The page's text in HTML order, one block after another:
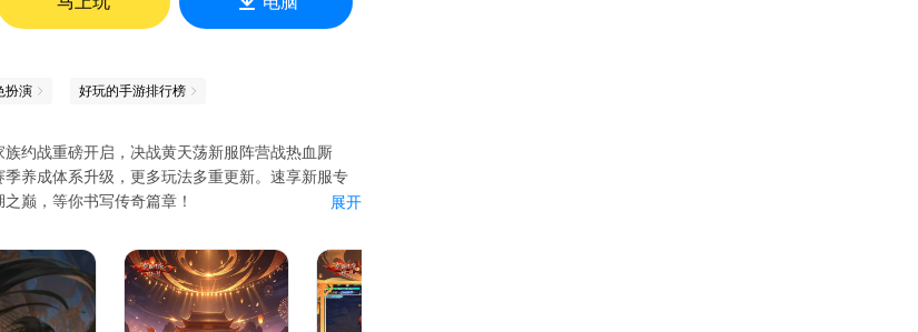
扮演 好玩的手游排行榜
约战重磅开启，决战黄天荡新服阵营战热血厮
养成体系升级，更多玩法多重更新。速享新服专
巅，等你书写传奇篇章！
约战全新上线，重回2016家族战斗热血！
展开